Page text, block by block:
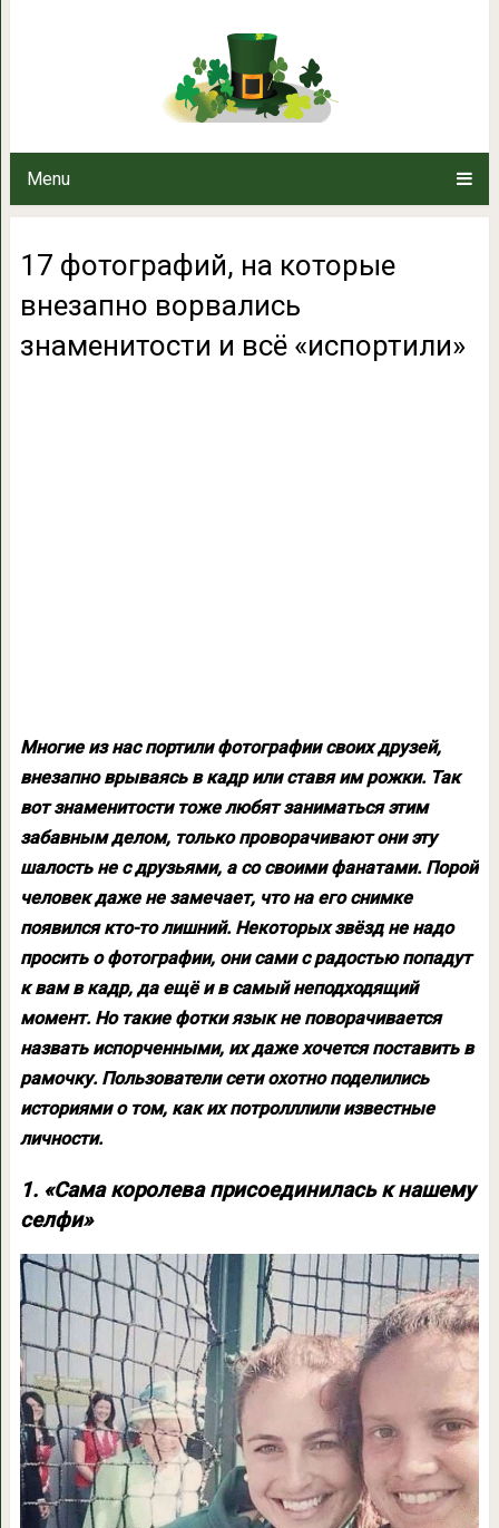
Menu
17 фотографий, на которые
17 фотографий, на которые
внезапно ворвались
знаменитости и всё «испортили»
Многие из нас портили фотографии своих друзей,
внезапно врываясь в кадр или ставя им рожки. Так
вот знаменитости тоже любят заниматься этим
забавным делом, только проворачивают они эту
шалость не с друзьями, а со своими фанатами. Порой
человек даже не замечает, что на его снимке
появился кто-то лишний. Некоторых звёзд не надо
просить о фотографии, они сами с радостью попадут
к вам в кадр, да ещё и в самый неподходящий
момент. Но такие фотки язык не поворачивается
назвать испорченными, их даже хочется поставить в
рамочку. Пользователи сети охотно поделились
историями о том, как их потролллили известные
личности.
1. «Сама королева присоединилась к нашему
селфи»